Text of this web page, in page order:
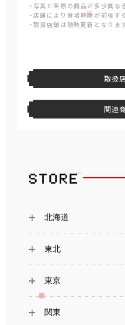
・写真と実際の商品が多少異な
・店舗により登場時期が前後す
・取扱店舗は随時更新となりま
取扱
関連
北海道
東北
東京
関東